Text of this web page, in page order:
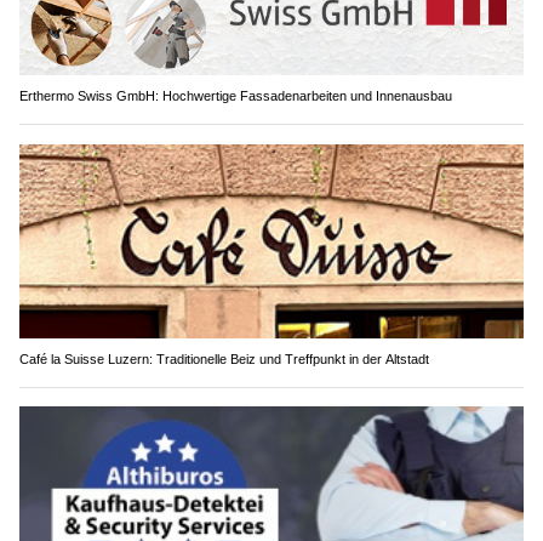
Erthermo Swiss GmbH: Hochwertige Fassadenarbeiten und Innenausbau
Café la Suisse Luzern: Traditionelle Beiz und Treffpunkt in der Altstadt